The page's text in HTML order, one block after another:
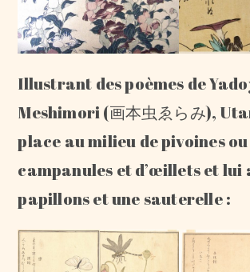
Illustrant des poèmes de
Meshimori (画本虫ゑらみ),
place au milieu de pivoines
campanules et d’œillets et lui
papillons et une sauterelle :